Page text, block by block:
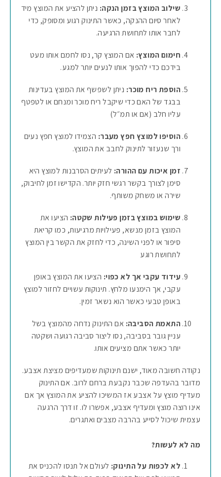
שילוב המוצץ בזמן הנקה: ניתן להציע את המוצץ מיד
לאחר סיום ההנקה, כאשר התינוק רגוע ומסופק, כדי
לחבר אותו לתחושת הרגיעה.
חימום המוצץ: אם המוצץ קר, נסו לחמם אותו מעט
בידכם כדי להפוך אותו לנעים יותר למגע.
הוספת ריח מוכר: ניתן לשפשף את המוצץ בעדינות
בבגד של האם כדי שיקבל ריח מוכר ומנחם או לטפטף
עליו חלב (אם או תמ״ל)
הוסיפו למוצץ חפץ מעבר: הצמידו למוצץ חפץ נעים
ורך שנעזור לתינוק לחבב את המוצץ.
זמן איכות עם ההורה: לעיתים הסרבנות למוצץ היא
סימן לצורך בקשר רגשי חזק יותר. הקדישו זמן לחיבוק,
שירה או משחק משותף.
שימוש במוצץ בזמן פעילות שקטה: הציעו את
המוצץ בזמן מנשא, פעילויות מרגיעות, כמו קריאת
סיפור או לפני השינה, כדי לחזק את הקשר בין המוצץ
לתחושת רוגע
עידוד עקבי אך לא כפוי: הציעו את המוצץ באופן
עקבי, אך הימנעו מלחץ. תינוקות עשויים לחזור למוצץ
באופן טבעי כאשר הוא נשאר זמין.
התאמת הסביבה: אם התינוק נדחה מהמוצץ בשל
עניין גובר בסביבה, נסו ליצור סביבה רגועה ושקטה
יותר כאשר אתם מציעים אותו.
נקודה חשובה מאוד, ישנם תינוקות שמעדיפים מציצת אצבע.
מדובר בהעדפה שכבר נקבעת ברחם לרוב. אם התינוק
מעדיף מוצץ על אצבע אז המשיכו להציע את המוצץ אך אם
אינו רוצה מוצץ ומעדיף אצבע, אפשרו לו. זו דרך הרגעה
עצמית שיכול לסייע בהרבה מצבים ואתגרים.
מה לא לעשות?
לא לכפות על התינוק: לעולם אל תנסו להכניס את